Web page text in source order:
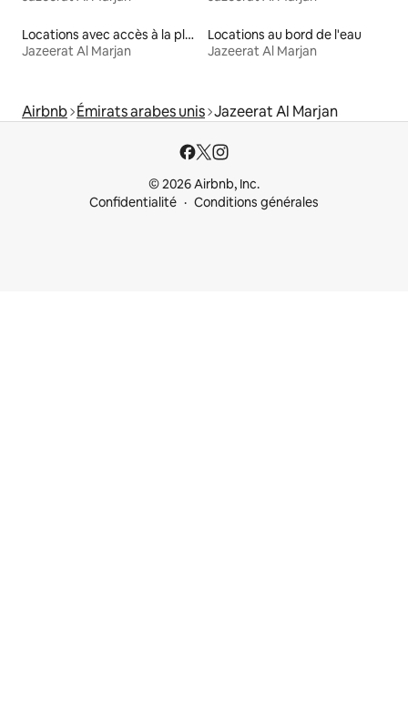
Locations avec accès à la plage
Jazeerat Al Marjan
Locations au bord de l'eau
Jazeerat Al Marjan
Airbnb Émirats arabes unis Jazeerat Al Marjan
© 2026 Airbnb, Inc.
Confidentialité
Conditions générales